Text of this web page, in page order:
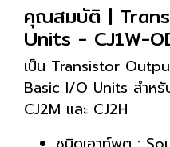
คุณสมบัติ |
Units - CJ1W-
เป็น Transistor
Basic I/O Units สำหรั
CJ2M และ CJ2H